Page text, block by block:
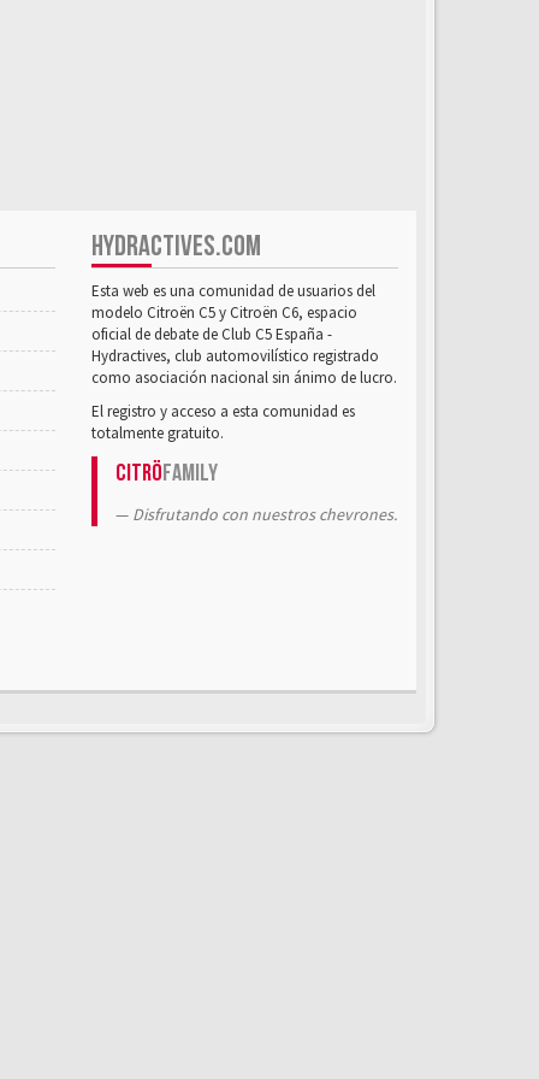
HYDRACTIVES.COM
Esta web es una comunidad de usuarios del
modelo Citroën C5 y Citroën C6, espacio
oficial de debate de Club C5 España -
Hydractives, club automovilístico registrado
como asociación nacional sin ánimo de lucro.
El registro y acceso a esta comunidad es
totalmente gratuito.
CitröFamily
Disfrutando con nuestros chevrones.